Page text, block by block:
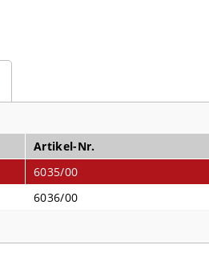
Artikel-Nr.
6035/00
6036/00